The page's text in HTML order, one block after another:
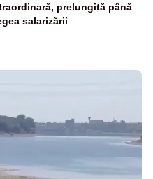
prelungită până
salarizării